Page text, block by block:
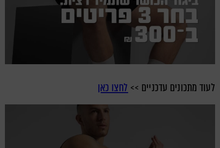
לעוד מתכונים עדכניים >> לחצו כאן